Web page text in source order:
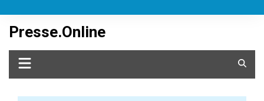
content
Presse.Online